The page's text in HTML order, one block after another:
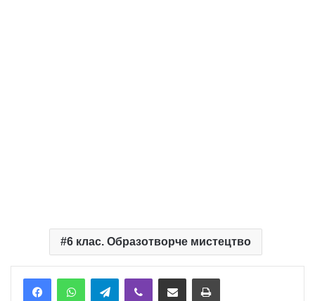
6 клас. Образотворче мистецтво
TelegramViber Надіслати електронною поштоюНадрукувати